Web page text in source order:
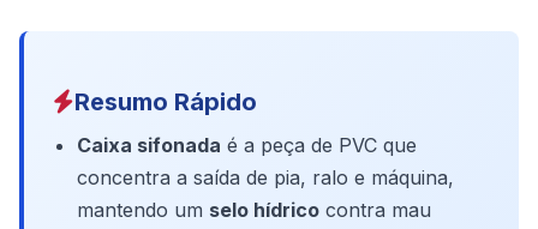
Resumo Rápido
Caixa sifonada é a peça de PVC que
concentra a saída de pia, ralo e máquina,
mantendo um selo hídrico contra mau